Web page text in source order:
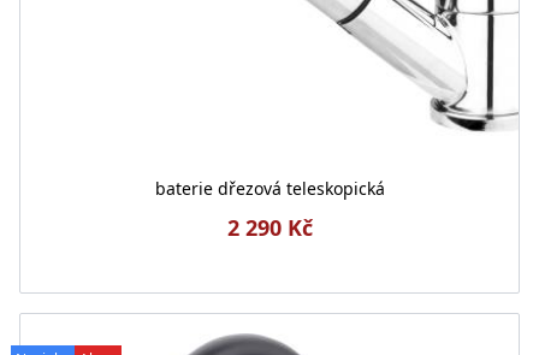
baterie dřezová teleskopická
2 290 Kč